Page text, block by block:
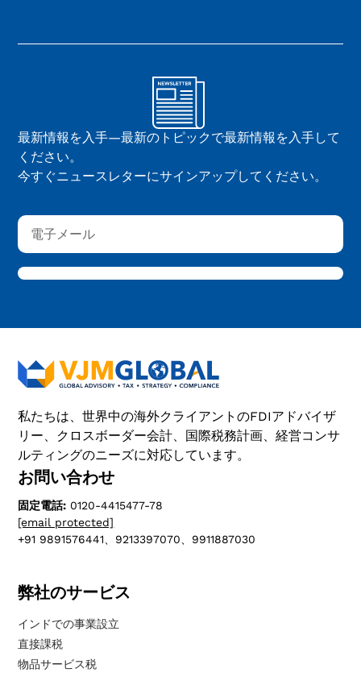
最新情報を入手—最新のトピックで最新情報を入手して
ください。
今すぐニュースレターにサインアップしてください。
私たちは、世界中の海外クライアントのFDIアドバイザ
リー、クロスボーダー会計、国際税務計画、経営コンサ
ルティングのニーズに対応しています。
お問い合わせ
固定電話: 0120-4415477-78
[email protected]
+91 9891576441、9213397070、9911887030
弊社のサービス
インドでの事業設立
直接課税
物品サービス税